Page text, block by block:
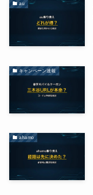
au
キャンペーン速報
ahamo